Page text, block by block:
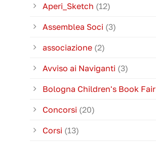
Aperi_Sketch (12)
Assemblea Soci (3)
associazione (2)
Avviso ai Naviganti (3)
Bologna Children's Book Fair
Concorsi (20)
Corsi (13)